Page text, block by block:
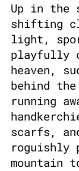
Up in the
shifting
light,
playfully
heaven,
behind the
running
scarfs,
roguishly
mountain